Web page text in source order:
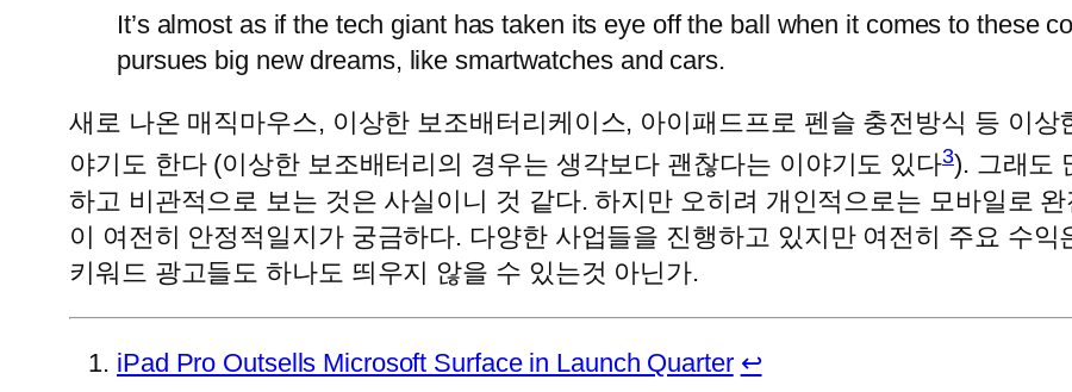
It’s almost as if the tech giant has taken its eye off the ball when it comes to these
pursues big new dreams, like smartwatches and cars.
새로 나온 매직마우스, 이상한 보조배터리케이스, 아이패드프로 펜슬 충전방식 등 이상
야기도 한다 (이상한 보조배터리의 경우는 생각보다 괜찮다는 이야기도 있다3). 그래도
하고 비관적으로 보는 것은 사실이니 것 같다. 하지만 오히려 개인적으로는 모바일로
이 여전히 안정적일지가 궁금하다. 다양한 사업들을 진행하고 있지만 여전히 주요 수
키워드 광고들도 하나도 띄우지 않을 수 있는것 아닌가.
iPad Pro Outsells Microsoft Surface in Launch Quarter ↩